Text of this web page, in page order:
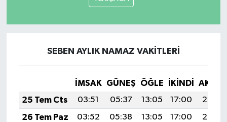
SEBEN AYLIK NAMAZ VAKITLERI
İMSAK GÜNEŞ ÖĞLE İKINDI
25 Tem Cts
03:51 05:37 13:05 17:00
20:23
26 Tem Paz
03:52 05:38 13:05 17:00
20:22